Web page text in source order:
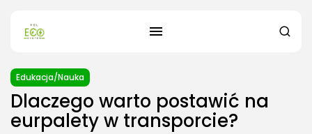
Edukacja/Nauka
Dlaczego warto postawić na
eurpalety w transporcie?